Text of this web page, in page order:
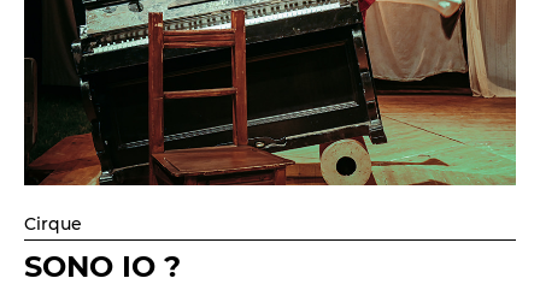
VOUS ÊTES...
Enseignant
Relais
En famille
Étudiant
Entre amis, entre collègues
Acteur des secteurs social,
Cirque
SONO IO ?